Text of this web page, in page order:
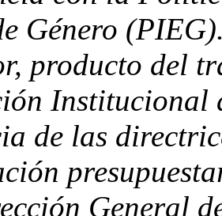
Género
producto del
Institucional
de las
General